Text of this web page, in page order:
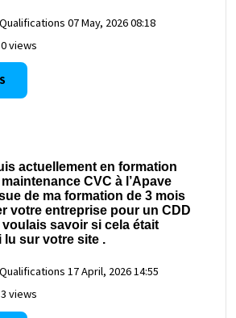
07 May, 2026 08:18
0 views
actuellement en formation
CVC à l’Apave
de ma formation de 3 mois
votre entreprise pour un CDD
voulais savoir si cela était
lu sur votre site .
17 April, 2026 14:55
3 views